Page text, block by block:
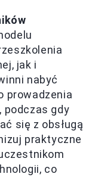
jak i
nabyć
prowadzenia
podczas gdy
się z obsługą
praktyczne
co